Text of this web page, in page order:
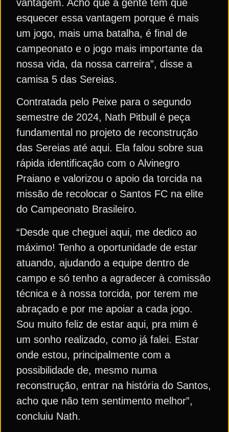
vantagem. Acho que a gente tem que
esquecer essa vantagem porque é mais
um jogo, mais uma batalha, é final de
campeonato e o jogo mais importante da
nossa vida, da nossa carreira”, disse a
camisa 5 das Sereias.
Contratada pelo Peixe para o segundo
semestre de 2024, Nath Pitbull é peça
fundamental no projeto de reconstrução
das Sereias até aqui. Ela falou sobre sua
rápida identificação com o Alvinegro
Praiano e valorizou o apoio da torcida na
missão de recolocar o Santos FC na elite
do Campeonato Brasileiro.
“Desde que cheguei aqui, me dedico ao
máximo! Tenho a oportunidade de estar
atuando, ajudando a equipe dentro de
campo e só tenho a agradecer à comissão
técnica e à nossa torcida, por terem me
abraçado e por me apoiar a cada jogo.
Sou muito feliz de estar aqui, pra mim é
um sonho realizado, como já falei. Estar
onde estou, principalmente com a
possibilidade de, mesmo numa
reconstrução, entrar na história do Santos,
acho que não tem sentimento melhor”,
concluiu Nath.